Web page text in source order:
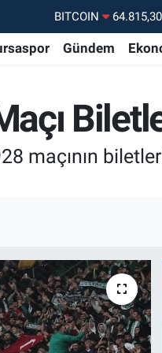
BITCOIN 64.815,30
GRAM ALTIN
BİST100
Gündem
maçının